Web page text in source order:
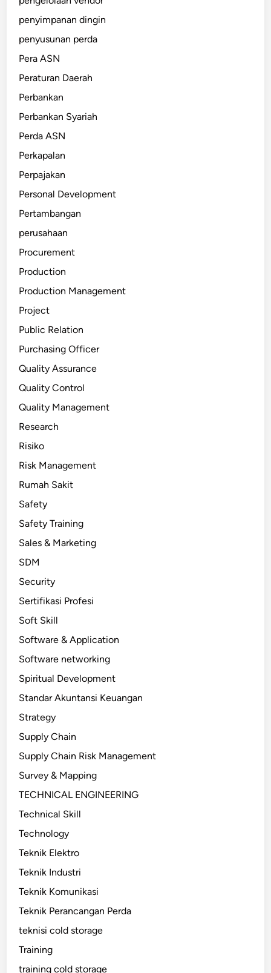
penyimpanan dingin
penyusunan perda
Pera ASN
Peraturan Daerah
Perbankan
Perbankan Syariah
Perda ASN
Perkapalan
Perpajakan
Personal Development
Pertambangan
perusahaan
Procurement
Production
Production Management
Project
Public Relation
Purchasing Officer
Quality Assurance
Quality Control
Quality Management
Research
Risiko
Risk Management
Rumah Sakit
Safety
Safety Training
Sales & Marketing
SDM
Security
Sertifikasi Profesi
Soft Skill
Software & Application
Software networking
Spiritual Development
Standar Akuntansi Keuangan
Strategy
Supply Chain
Supply Chain Risk Management
Survey & Mapping
TECHNICAL ENGINEERING
Technical Skill
Technology
Teknik Elektro
Teknik Industri
Teknik Komunikasi
Teknik Perancangan Perda
teknisi cold storage
Training
training cold storage